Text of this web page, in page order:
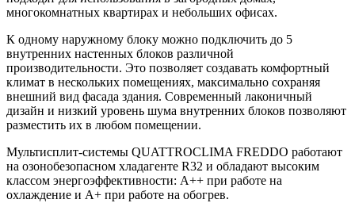
многокомнатных квартирах и небольших офисах.
К одному наружному блоку можно подключить до 5
внутренних настенных блоков различ­ной
производительности. Это позволяет создавать комфортный
климат в нескольких помещениях, максимально сохраняя
внешний вид фасада здания. Современный лаконичный
дизайн и низкий уровень шума внутренних блоков позволяют
разместить их в любом помещении.
Мультисплит-системы QUATTROCLIMA FREDDO работают
на озонобезопасном хладагенте R32 и обладают высоким
классом энергоэффективности: А++ при работе на
охлаждение и А+ при работе на обогрев.